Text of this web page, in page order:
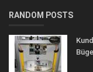
RANDOM POSTS